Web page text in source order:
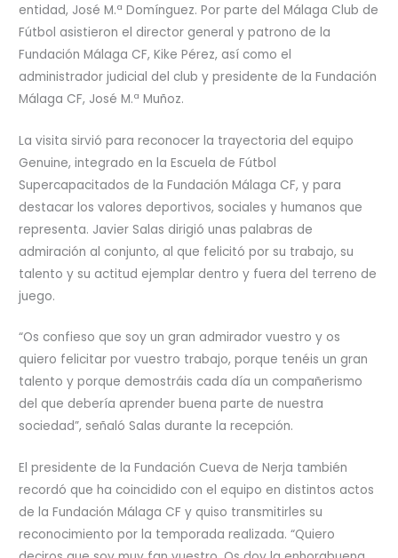
entidad, José M.ª Domínguez. Por parte del Málaga Club de
Fútbol asistieron el director general y patrono de la
Fundación Málaga CF, Kike Pérez, así como el
administrador judicial del club y presidente de la Fundación
Málaga CF, José M.ª Muñoz.
La visita sirvió para reconocer la trayectoria del equipo
Genuine, integrado en la Escuela de Fútbol
Supercapacitados de la Fundación Málaga CF, y para
destacar los valores deportivos, sociales y humanos que
representa. Javier Salas dirigió unas palabras de
admiración al conjunto, al que felicitó por su trabajo, su
talento y su actitud ejemplar dentro y fuera del terreno de
juego.
“Os confieso que soy un gran admirador vuestro y os
quiero felicitar por vuestro trabajo, porque tenéis un gran
talento y porque demostráis cada día un compañerismo
del que debería aprender buena parte de nuestra
sociedad”, señaló Salas durante la recepción.
El presidente de la Fundación Cueva de Nerja también
recordó que ha coincidido con el equipo en distintos actos
de la Fundación Málaga CF y quiso transmitirles su
reconocimiento por la temporada realizada. “Quiero